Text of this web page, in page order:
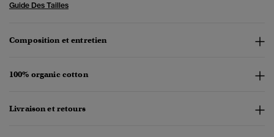
Guide Des Tailles
Composition et entretien
100% organic cotton
Livraison et retours